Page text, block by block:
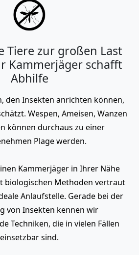
Tiere zur großen Last
Kammerjäger schafft
Abhilfe
den Insekten anrichten können,
Wespen, Ameisen, Wanzen
können durchaus zu einer
Plage werden.
Kammerjäger in Ihrer Nähe
biologischen Methoden vertraut
Anlaufstelle. Gerade bei der
von Insekten kennen wir
Techniken, die in vielen Fällen
einsetzbar sind.